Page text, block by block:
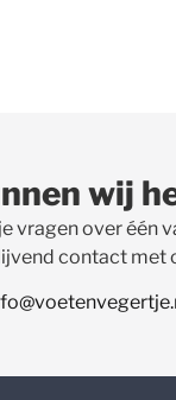
wij
vragen over één
contact met